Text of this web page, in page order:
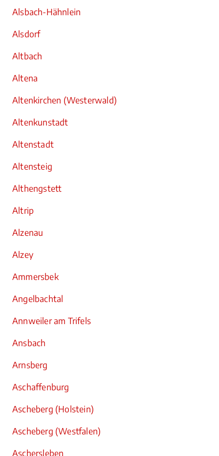
Alsbach-Hähnlein
Alsdorf
Altbach
Altena
Altenkirchen (Westerwald)
Altenkunstadt
Altenstadt
Altensteig
Althengstett
Altrip
Alzenau
Alzey
Ammersbek
Angelbachtal
Annweiler am Trifels
Ansbach
Arnsberg
Aschaffenburg
Ascheberg (Holstein)
Ascheberg (Westfalen)
Aschersleben